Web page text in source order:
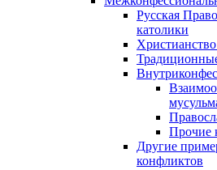
Русская
католики
Прочие
Другие
конфликтов